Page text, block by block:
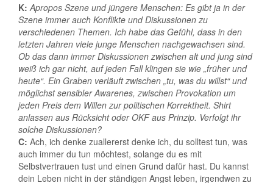
K: Apropos Szene und jüngere Menschen: Es gibt ja in der
Szene immer auch Konflikte und Diskussionen zu
verschiedenen Themen. Ich habe das Gefühl, dass in den
letzten Jahren viele junge Menschen nachgewachsen sind.
Ob das dann immer Diskussionen zwischen alt und jung sind
weiß ich gar nicht, auf jeden Fall klingen sie wie „früher und
heute“. Ein Graben verläuft zwischen „tu, was du willst“ und
möglichst sensibler Awarenes, zwischen Provokation um
jeden Preis dem Willen zur politischen Korrektheit. Shirt
anlassen aus Rücksicht oder OKF aus Prinzip. Verfolgt ihr
solche Diskussionen?
C: Ach, ich denke zuallererst denke ich, du solltest tun, was
auch immer du tun möchtest, solange du es mit
Selbstvertrauen tust und einen Grund dafür hast. Du kannst
dein Leben nicht in der ständigen Angst leben, irgendwen zu